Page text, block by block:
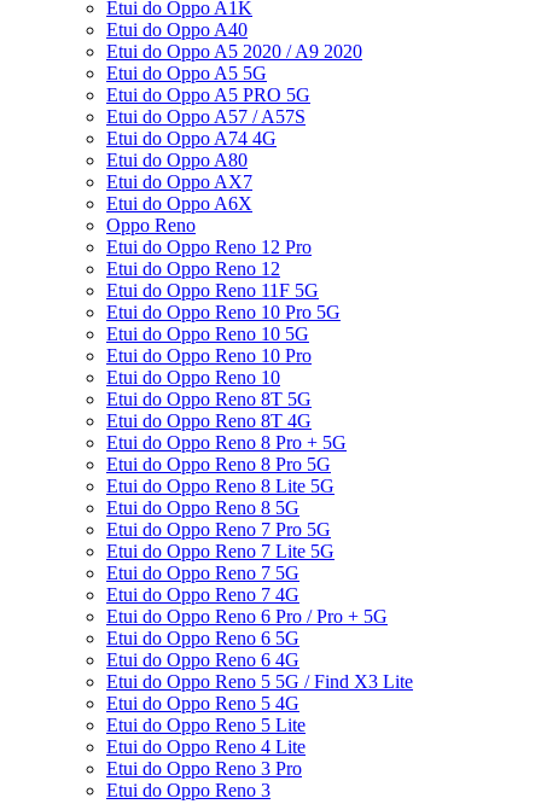
Etui do Oppo A1K
Etui do Oppo A40
Etui do Oppo A5 2020 / A9 2020
Etui do Oppo A5 5G
Etui do Oppo A5 PRO 5G
Etui do Oppo A57 / A57S
Etui do Oppo A74 4G
Etui do Oppo A80
Etui do Oppo AX7
Etui do Oppo A6X
Oppo Reno
Etui do Oppo Reno 12 Pro
Etui do Oppo Reno 12
Etui do Oppo Reno 11F 5G
Etui do Oppo Reno 10 Pro 5G
Etui do Oppo Reno 10 5G
Etui do Oppo Reno 10 Pro
Etui do Oppo Reno 10
Etui do Oppo Reno 8T 5G
Etui do Oppo Reno 8T 4G
Etui do Oppo Reno 8 Pro + 5G
Etui do Oppo Reno 8 Pro 5G
Etui do Oppo Reno 8 Lite 5G
Etui do Oppo Reno 8 5G
Etui do Oppo Reno 7 Pro 5G
Etui do Oppo Reno 7 Lite 5G
Etui do Oppo Reno 7 5G
Etui do Oppo Reno 7 4G
Etui do Oppo Reno 6 Pro / Pro + 5G
Etui do Oppo Reno 6 5G
Etui do Oppo Reno 6 4G
Etui do Oppo Reno 5 5G / Find X3 Lite
Etui do Oppo Reno 5 4G
Etui do Oppo Reno 5 Lite
Etui do Oppo Reno 4 Lite
Etui do Oppo Reno 3 Pro
Etui do Oppo Reno 3